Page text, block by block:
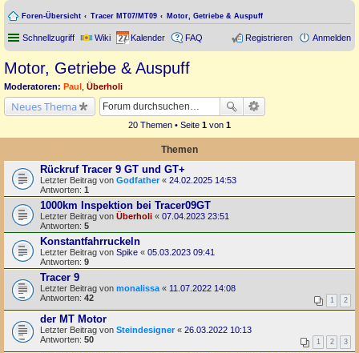
Foren-Übersicht Tracer MT07/MT09 Motor, Getriebe & Auspuff
Schnellzugriff Wiki Kalender FAQ Anmelden
Registrieren
Motor, Getriebe & Auspuff
Moderatoren: Paul Überholi
Neues Thema
20 Themen • Seite 1 von 1
Themen
Rückruf Tracer 9 GT und GT+
Letzter Beitrag von Godfather« 24.02.2025 14:53
Antworten: 1
1000km Inspektion bei Tracer09GT
Letzter Beitrag von Überholi « 07.04.2023 23:51
Antworten: 5
Konstantfahrruckeln
Letzter Beitrag von Spike « 05.03.2023 09:41
Antworten: 9
Tracer 9
Letzter Beitrag von monalissa « 11.07.2022 14:08
Antworten: 42 1 2
der MT Motor
Letzter Beitrag von Steindesigner« 26.03.2022 10:13
Antworten: 50 1 2 3